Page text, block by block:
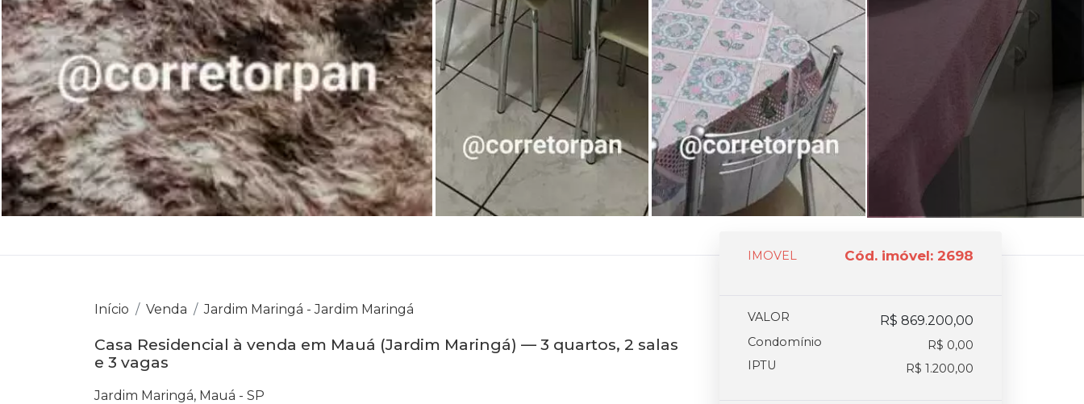
Início Venda Jardim Maringá - Jardim Maringá
Casa Residencial à venda em Mauá (Jardim Maringá) — 3 quartos, 2 salas
e 3 vagas
Jardim Maringá, Mauá - SP
IMOVEL Cód. imóvel: 2698
VALOR R$ 869.200,00
Condomínio
R$ 0,00
IPTU
R$ 1.200,00